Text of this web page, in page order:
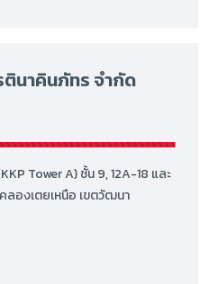
นาคินภัทร จำกัด
Tower A) ชั้น 9, 12A-18 และ
ลองเตยเหนือ เขตวัฒนา